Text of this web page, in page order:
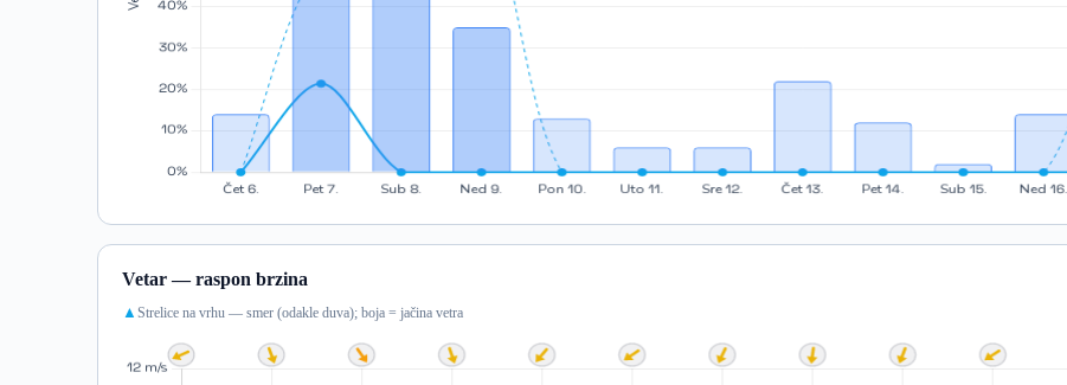
Vetar — raspon brzina
▲Strelice na vrhu — smer (odakle duva); boja = jačina vetra